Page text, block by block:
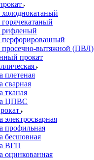
рифленый
перфорированный
просечно-вытяжной (ПВЛ)
прокат
плетеная
сварная
тканая
ЦПВС
электросварная
профильная
бесшовная
ВГП
оцинкованная